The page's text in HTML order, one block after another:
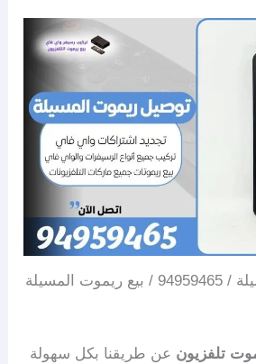
المسيلة
تلفزيون عن طريقنا بكل سهولة